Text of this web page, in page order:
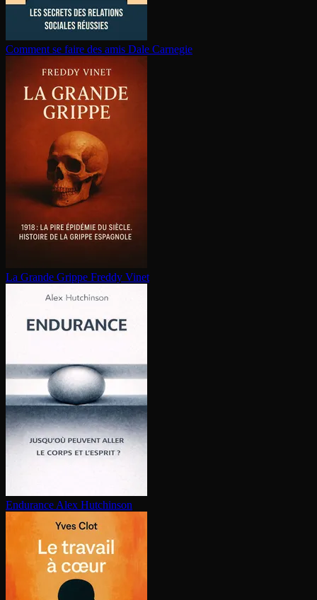
Comment se faire des amis Dale Carnegie
La Grande Grippe Freddy Vinet
Endurance Alex Hutchinson